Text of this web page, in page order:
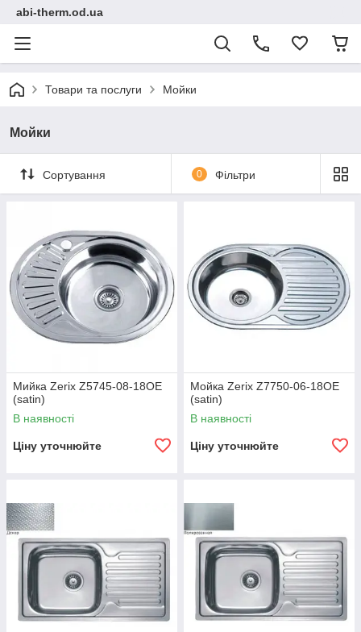
abi-therm.od.ua
Товари та послуги Мойки
Мойки
Сортування 0 Фільтри
Мийка Zerix Z5745-08-18OE
(satin)
В наявності
Ціну уточнюйте
Мойка Zerix Z7750-06-18OE
(satin)
В наявності
Ціну уточнюйте